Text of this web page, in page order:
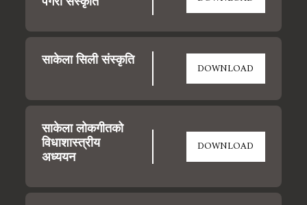
साकेला सिली संस्कृति DOWNLOAD
साकेला लोकगीतको
विधाशास्त्रीय
अध्ययन
DOWNLOAD